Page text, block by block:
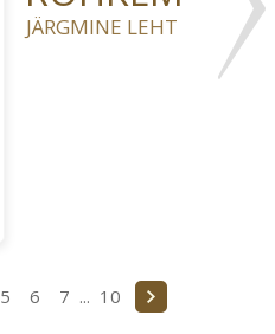
JÄRGMINE LEHT
5 6 7 ... 10